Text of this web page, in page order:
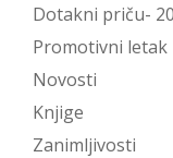
Dotakni priču-
Promotivni letak
Novosti
Knjige
Zanimljivosti